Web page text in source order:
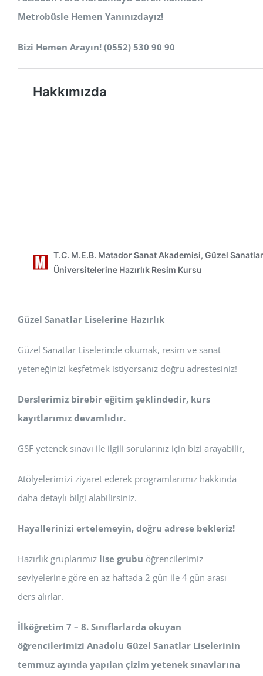
Metrobüsle Hemen Yanınızdayız!
Bizi Hemen Arayın! (0552) 530 90 90
Güzel Sanatlar Liselerine Hazırlık
Güzel Sanatlar Liselerinde okumak, resim ve sanat
yeteneğinizi keşfetmek istiyorsanız doğru adrestesiniz!
Derslerimiz birebir eğitim şeklindedir, kurs
kayıtlarımız devamlıdır.
GSF yetenek sınavı ile ilgili sorularınız için bizi arayabilir,
Atölyelerimizi ziyaret ederek programlarımız hakkında
daha detaylı bilgi alabilirsiniz.
Hayallerinizi ertelemeyin, doğru adrese bekleriz!
Hazırlık gruplarımız lise grubu öğrencilerimiz
seviyelerine göre en az haftada 2 gün ile 4 gün arası
ders alırlar.
İlköğretim 7 – 8. Sınıflarlarda okuyan
öğrencilerimizi Anadolu Güzel Sanatlar Liselerinin
temmuz ayında yapılan çizim yetenek sınavlarına